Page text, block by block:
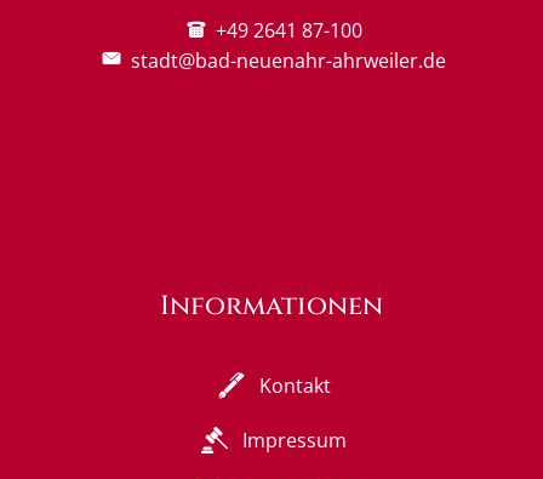
+49 2641 87-100
stadt@bad-neuenahr-ahrweiler.de
Informationen
Kontakt
Impressum